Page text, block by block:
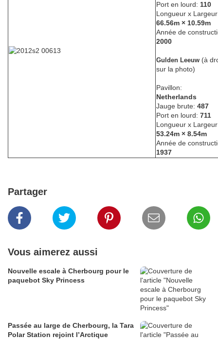
Port en lourd: 110
Longueur x
66.56m × 10.59m
Année de
2000
Gulden Leeuw (à
sur la photo)
Pavillon:
Netherlands
Jauge brute: 487
Port en lourd: 711
Longueur x
53.24m × 8.54m
Année de
1937
Partager
Vous aimerez aussi
Nouvelle escale à Cherbourg pour le
paquebot Sky Princess
Passée au large de Cherbourg, la Tara
Polar Station rejoint l’Arctique